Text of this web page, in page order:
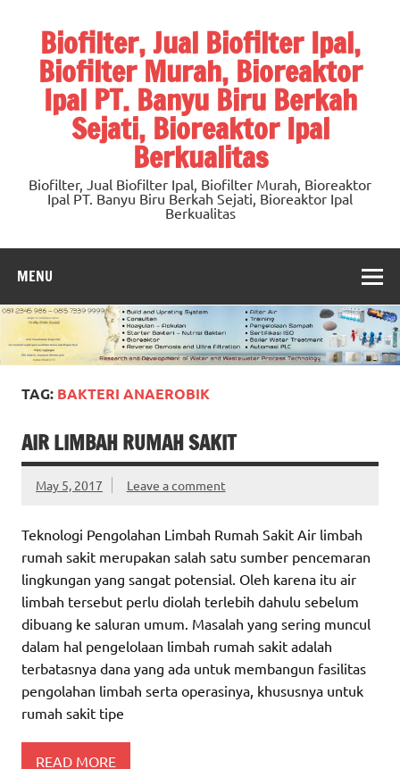
contentBiofilter, Jual Biofilter Ipal,
Biofilter Murah, Bioreaktor
Ipal PT. Banyu Biru Berkah
Sejati, Bioreaktor Ipal
Berkualitas
Biofilter, Jual Biofilter Ipal, Biofilter Murah, Bioreaktor
Ipal PT. Banyu Biru Berkah Sejati, Bioreaktor Ipal
Berkualitas
MENU
TAG: BAKTERI ANAEROBIK
AIR LIMBAH RUMAH SAKIT
May 5, 2017 Leave a comment
Teknologi Pengolahan Limbah Rumah Sakit Air limbah
rumah sakit merupakan salah satu sumber pencemaran
lingkungan yang sangat potensial. Oleh karena itu air
limbah tersebut perlu diolah terlebih dahulu sebelum
dibuang ke saluran umum. Masalah yang sering muncul
dalam hal pengelolaan limbah rumah sakit adalah
terbatasnya dana yang ada untuk membangun fasilitas
pengolahan limbah serta operasinya, khususnya untuk
rumah sakit tipe
READ MORE